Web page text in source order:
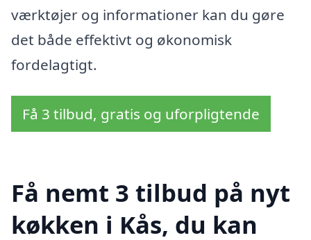
værktøjer og informationer kan du gøre
det både effektivt og økonomisk
fordelagtigt.
Få 3 tilbud, gratis og uforpligtende
Få nemt 3 tilbud på nyt
køkken i Kås, du kan